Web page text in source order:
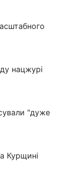
нацжурі
"дуже
Курщині